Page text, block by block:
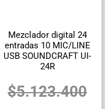
Mezclador digital 24
entradas 10 MIC/LINE
USB SOUNDCRAFT UI-
24R
$5.123.400